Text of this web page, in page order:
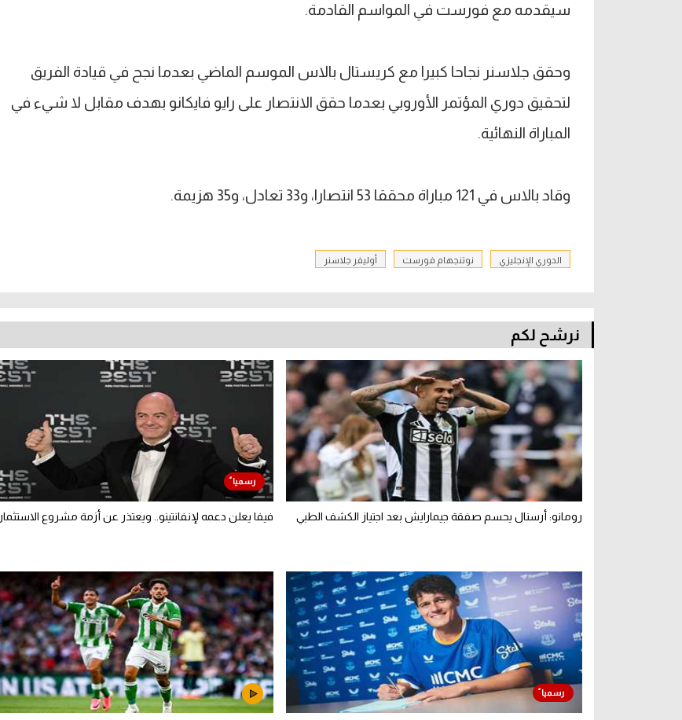
سيقدمه مع فورست في المواسم القادمة.
وحقق جلاسنر نجاحا كبيرا مع كريستال بالاس الموسم الماضي بعدما نجح في قيادة الفريق
لتحقيق دوري المؤتمر الأوروبي بعدما حقق الانتصار على رايو فايكانو بهدف مقابل لا شيء في
المباراة النهائية.
وقاد بالاس في 121 مباراة محققا 53 انتصارا، و33 تعادل، و35 هزيمة.
الدوري الإنجليزي نوتنجهام فورست أوليفر جلاسنر
نرشح لكم
رومانو: أرسنال يحسم صفقة جيمارايش بعد اجتياز الكشف الطبي فيفا يعلن دعمه لإنفانتينو.. ويعتذر عن أزمة مشروع الاستثمار